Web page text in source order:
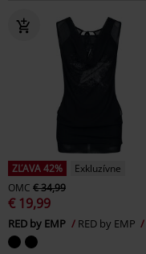
ZĽAVA 42%
Exkluzívne
OMC € 34,99
€ 19,99
RED by EMP RED by EMP